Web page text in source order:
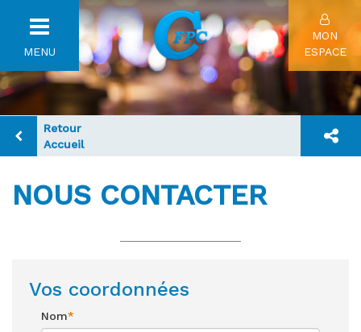
Toggle
navigation
MENU
MON
ESPACE
Retour
Accueil
NOUS CONTACTER
Vos coordonnées
Nom*